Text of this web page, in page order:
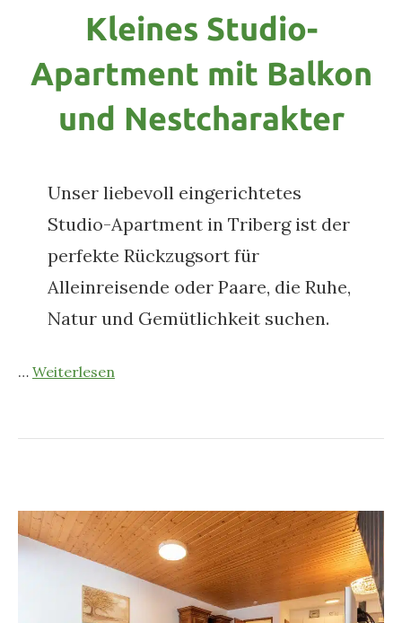
Kleines Studio-
Apartment mit Balkon
und Nestcharakter
Unser liebevoll eingerichtetes
Studio-Apartment in Triberg ist der
perfekte Rückzugsort für
Alleinreisende oder Paare, die Ruhe,
Natur und Gemütlichkeit suchen.
… Weiterlesen